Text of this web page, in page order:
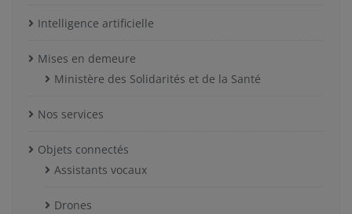
Intelligence artificielle
Mises en demeure
Ministère des Solidarités et de la Santé
Nos services
Objets connectés
Assistants vocaux
Drones